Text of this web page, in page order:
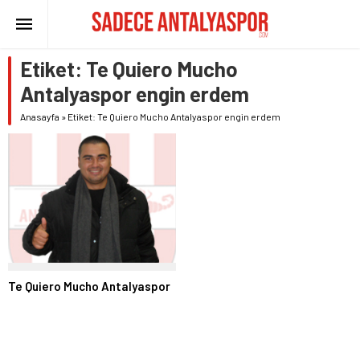
Etiket: Te Quiero Mucho
Antalyaspor engin erdem
Anasayfa » Etiket: Te Quiero Mucho Antalyaspor engin erdem
Te Quiero Mucho Antalyaspor